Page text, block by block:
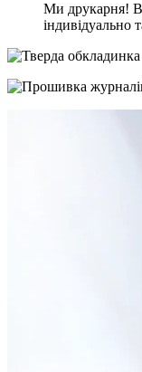
Ми друкарня!
індивідуально